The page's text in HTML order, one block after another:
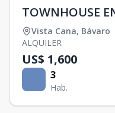
TOWNHOUSE
Vista Cana, Bávaro
ALQUILER
US$ 1,600
3
Hab.